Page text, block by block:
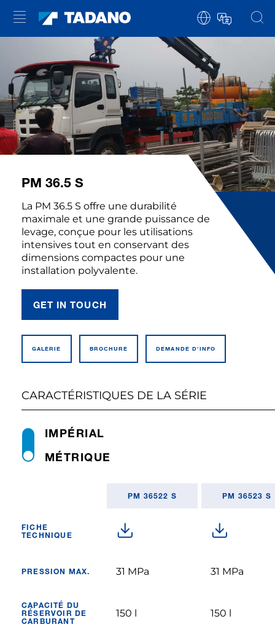
PM 36.5 S
La PM 36.5 S offre une durabilité
maximale et une grande puissance de
levage, conçue pour les utilisations
intensives tout en conservant des
dimensions compactes pour une
installation polyvalente.
GET IN TOUCH
GALERIE BROCHURE DEMANDE D’INFO
CARACTÉRISTIQUES DE LA SÉRIE
MÉTRIQUE
IMPÉRIAL
PM 36522 S PM 36523 S
FICHE
TECHNIQUE
PRESSION MAX. 31 MPa 31 MPa
CAPACITÉ DU
RÉSERVOIR DE
CARBURANT
150 l 150 l